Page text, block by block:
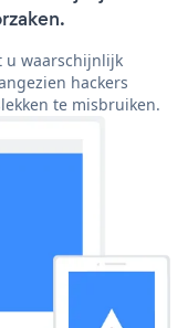
u waarschijnlijk
hackers
te misbruiken.